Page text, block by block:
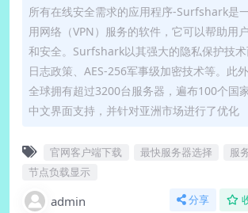
所有在线安全需求的应用程序-Surfshark是
用网络（VPN）服务的软件，它可以帮助用
和安全。Surfshark以其强大的隐私保护技
日志政策、AES-256军事级加密技术等。此
全球拥有超过3200台服务器，遍布100个国
中文界面支持，并针对亚洲市场进行了优化
官网客户端下载 最快服务器选择
服
节点负载显示
admin 分享